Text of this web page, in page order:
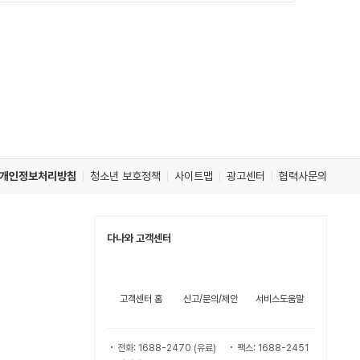
개인정보처리방침 청소년 보호정책 사이트맵 광고센터 협력사문의
다나와 고객센터
고객센터 홈 신고/문의/제안 서비스도움말
전화: 1688-2470 (유료)
팩스: 1688-2451